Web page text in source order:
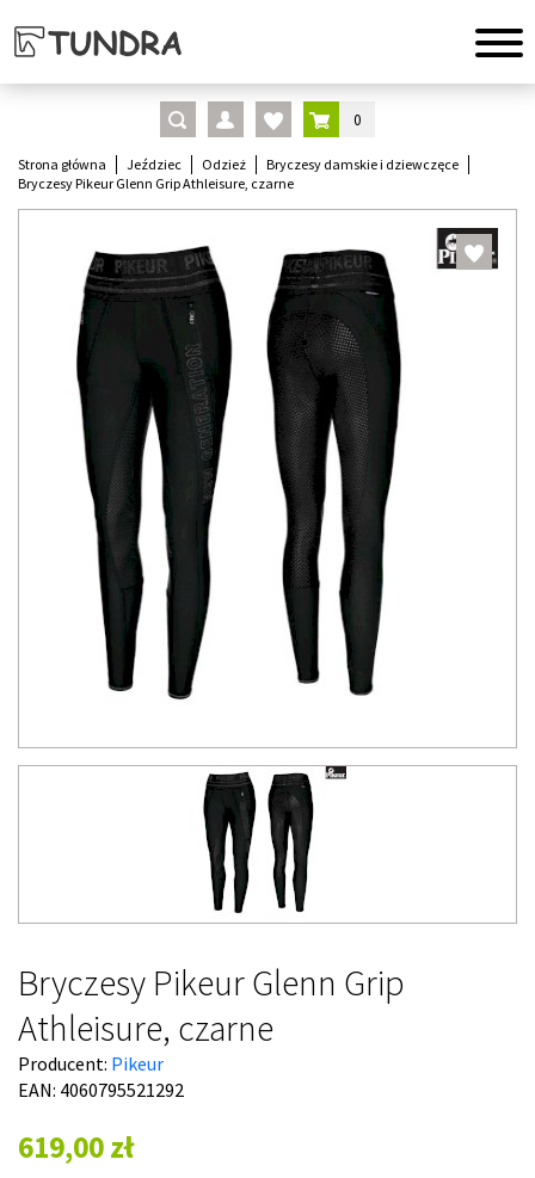
0
Strona główna Jeździec Odzież
Bryczesy damskie i dziewczęce
Bryczesy Pikeur Glenn Grip Athleisure, czarne
Bryczesy Pikeur Glenn Grip
Athleisure, czarne
Producent: Pikeur
EAN: 4060795521292
619,00 zł